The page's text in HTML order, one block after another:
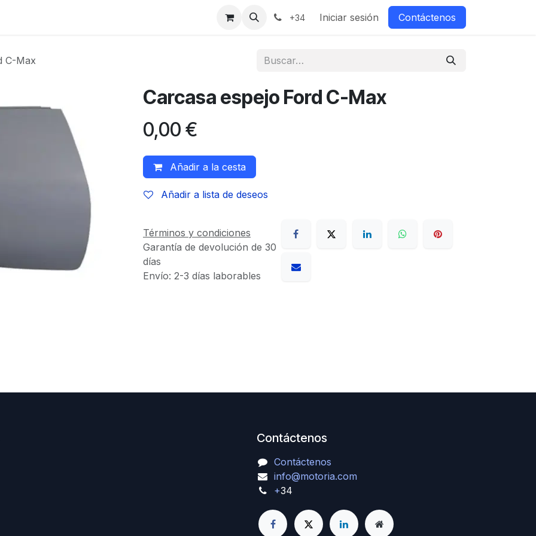
+34 Iniciar sesión Contáctenos
C-Max
Carcasa espejo Ford C-Max
0,00 €
Añadir a la cesta
Añadir a lista de deseos
Términos y condiciones
Garantía de devolución de 30
días
Envío: 2-3 días laborables
Contáctenos
Contáctenos
info@motoria.com
+34